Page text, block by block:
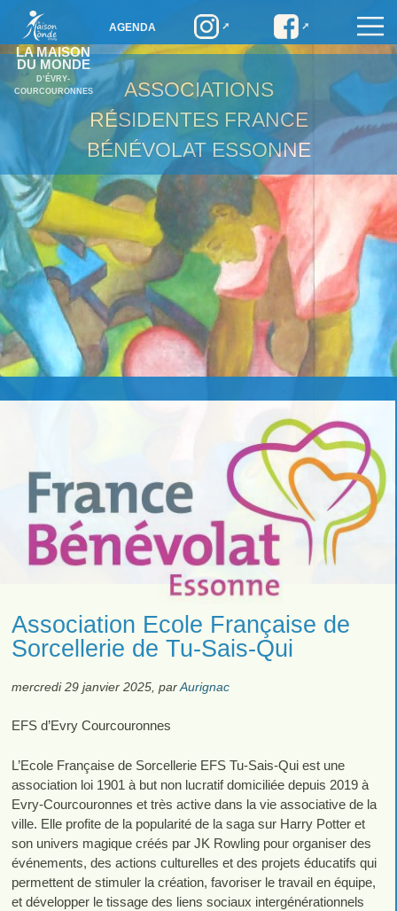
LA MAISON
DU MONDE
D’ÉVRY-
COURCOURONNES
AGENDA
ASSOCIATIONS
RÉSIDENTES FRANCE
BÉNÉVOLAT ESSONNE
Association Ecole Française de
Sorcellerie de Tu-Sais-Qui
mercredi 29 janvier 2025, par Aurignac
EFS d’Evry Courcouronnes
L’Ecole Française de Sorcellerie EFS Tu-Sais-Qui est une
association loi 1901 à but non lucratif domiciliée depuis 2019 à
Evry-Courcouronnes et très active dans la vie associative de la
ville. Elle profite de la popularité de la saga sur Harry Potter et
son univers magique créés par JK Rowling pour organiser des
événements, des actions culturelles et des projets éducatifs qui
permettent de stimuler la création, favoriser le travail en équipe,
et développer le tissage des liens sociaux intergénérationnels